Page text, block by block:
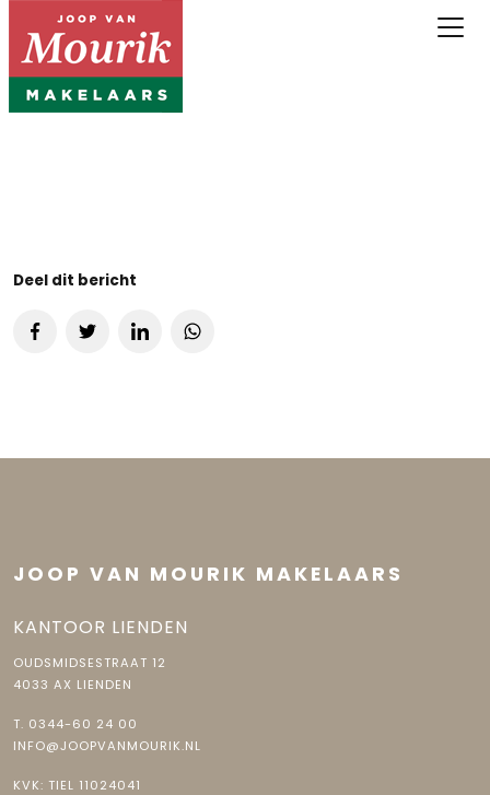
Deel dit bericht
JOOP VAN MOURIK MAKELAARS
KANTOOR LIENDEN
OUDSMIDSESTRAAT 12
4033 AX LIENDEN
T. 0344-60 24 00
INFO@JOOPVANMOURIK.NL
KVK: TIEL 11024041